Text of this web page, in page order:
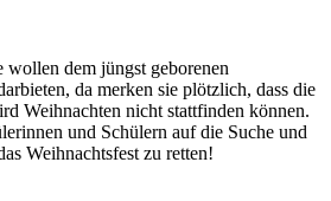
dem jüngst geborenen
da merken sie plötzlich, dass die
Weihnachten nicht stattfinden können.
und Schülern auf die Suche und
Weihnachtsfest zu retten!